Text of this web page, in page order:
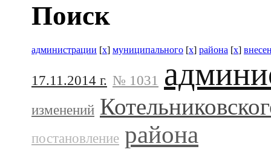
Поиск
администрации [x] муниципального [x] района [x]
17.11.2014 г. № 1031
изменений
постановление района